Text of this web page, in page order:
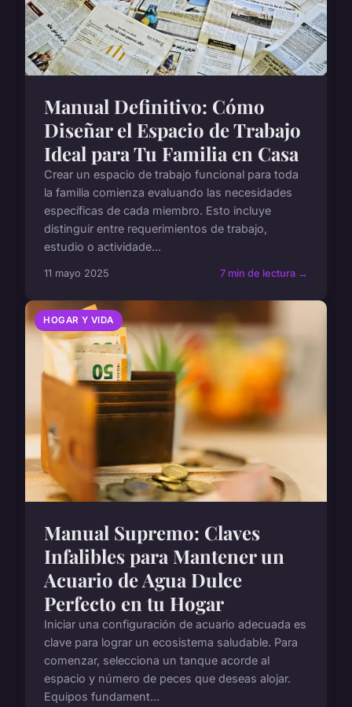
Manual Definitivo: Cómo
Diseñar el Espacio de Trabajo
Ideal para Tu Familia en Casa
Crear un espacio de trabajo funcional para toda
la familia comienza evaluando las necesidades
específicas de cada miembro. Esto incluye
distinguir entre requerimientos de trabajo,
estudio o actividade...
11 mayo 2025 7 min de lectura →
HOGAR Y VIDA
Manual Supremo: Claves
Infalibles para Mantener un
Acuario de Agua Dulce
Perfecto en tu Hogar
Iniciar una configuración de acuario adecuada es
clave para lograr un ecosistema saludable. Para
comenzar, selecciona un tanque acorde al
espacio y número de peces que deseas alojar.
Equipos fundament...